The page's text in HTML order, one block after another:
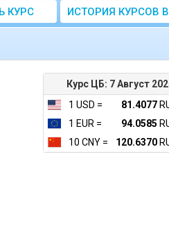
КУРС
ЦБ
ИСТОРИЯ КУРСОВ
ЦБ РФ
Курс ЦБ: 7 Август
1 USD =
81.4077
1 EUR =
94.0585
10 CNY =
120.6370